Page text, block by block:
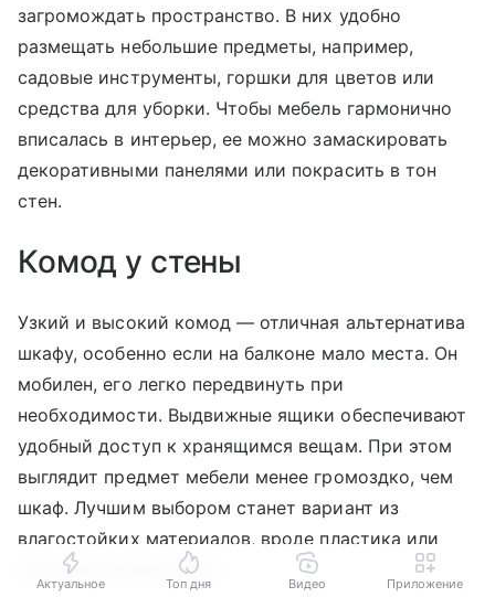
загромождать пространство. В них удобно
размещать небольшие предметы, например,
садовые инструменты, горшки для цветов или
средства для уборки. Чтобы мебель гармонично
вписалась в интерьер, ее можно замаскировать
декоративными панелями или покрасить в тон
стен.
Комод у стены
Узкий и высокий комод — отличная альтернатива
шкафу, особенно если на балконе мало места. Он
мобилен, его легко передвинуть при
необходимости. Выдвижные ящики обеспечивают
удобный доступ к хранящимся вещам. При этом
выглядит предмет мебели менее громоздко, чем
шкаф. Лучшим выбором станет вариант из
влагостойких материалов, вроде пластика или
обработанного дерева.
Актуальное Топ дня Видео Приложение